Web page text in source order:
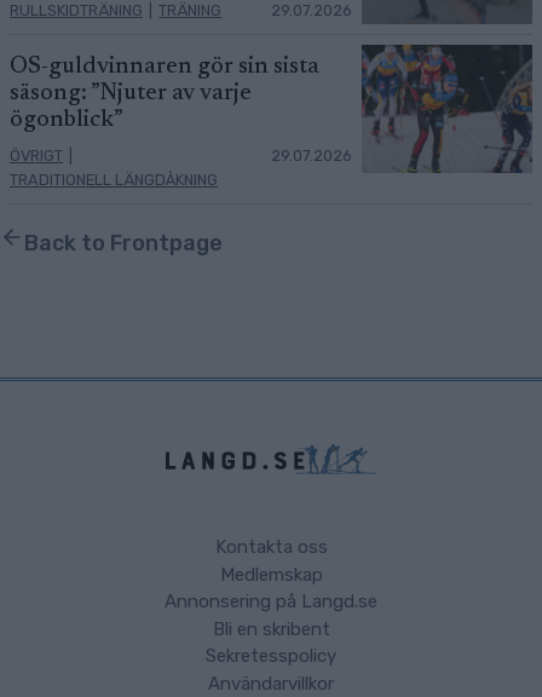
RULLSKIDTRÄNING TRÄNING 29.07.2026
OS-guldvinnaren gör sin sista
säsong: ”Njuter av varje
ögonblick”
ÖVRIGT
TRADITIONELL LÄNGDÅKNING
29.07.2026
Back to Frontpage
Kontakta oss
Medlemskap
Annonsering på Langd.se
Bli en skribent
Sekretesspolicy
Användarvillkor